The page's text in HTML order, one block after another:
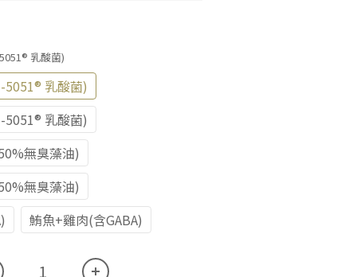
乳酸菌)
乳酸菌)
乳酸菌)
無臭藻油)
無臭藻油)
鮪魚+雞肉(含GABA)